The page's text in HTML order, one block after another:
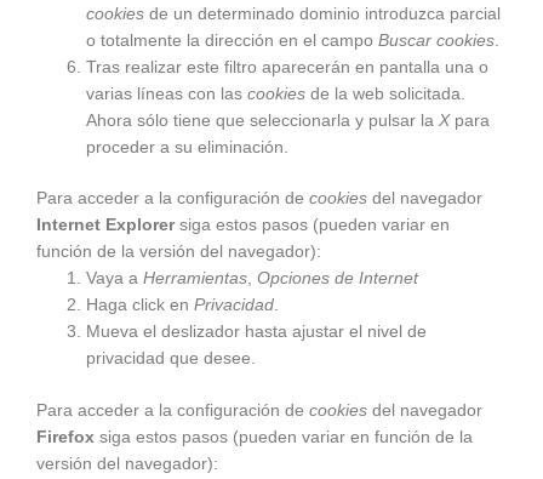
cookies de un determinado dominio introduzca parcial
o totalmente la dirección en el campoBuscar cookies
Tras realizar este filtro aparecerán en pantalla una o
varias líneas con lascookies de la web solicitada.
Ahora sólo tiene que seleccionarla y pulsar la Xpara
proceder a su eliminación.
Para acceder a la configuración de cookies del navegador
Internet Explorersiga estos pasos (pueden variar en
función de la versión del navegador):
Vaya aHerramientas,Opciones de Internet
Haga click enPrivacidad.
Mueva el deslizador hasta ajustar el nivel de
privacidad que desee.
Para acceder a la configuración de cookies del navegador
Firefox siga estos pasos (pueden variar en función de la
versión del navegador):